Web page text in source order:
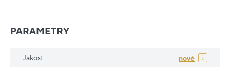
PARAMETRY
Jakost nové